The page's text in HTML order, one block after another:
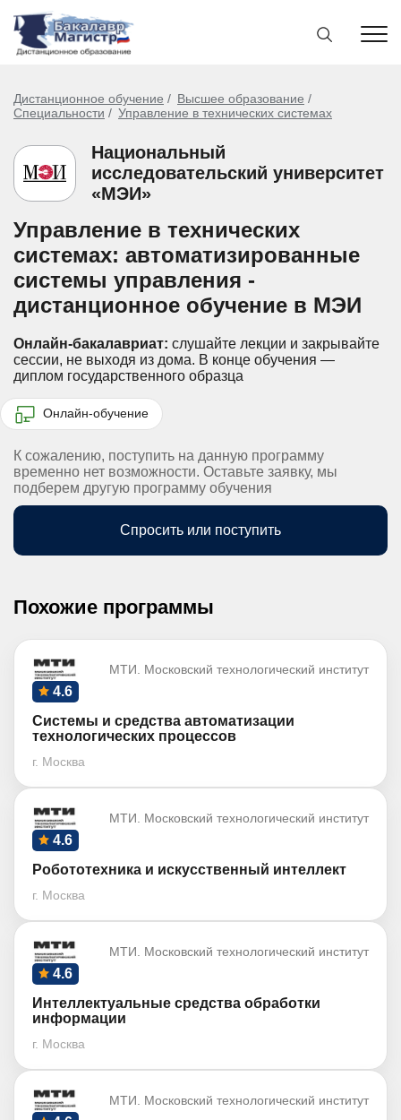
Дистанционное обучение
Высшее образование
Специальности
Управление в технических системах
Национальный
исследовательский университет
«МЭИ»
Управление в технических
системах: автоматизированные
системы управления -
дистанционное обучение в МЭИ
Онлайн-бакалавриат: слушайте лекции и закрывайте
сессии, не выходя из дома. В конце обучения —
диплом государственного образца
Онлайн-обучение
К сожалению, поступить на данную программу
временно нет возможности. Оставьте заявку, мы
подберем другую программу обучения
Спросить или поступить
Похожие программы
МТИ. Московский технологический институт
4.6
Системы и средства автоматизации
технологических процессов
г. Москва
МТИ. Московский технологический институт
4.6
Робототехника и искусственный интеллект
г. Москва
МТИ. Московский технологический институт
4.6
Интеллектуальные средства обработки
информации
г. Москва
МТИ. Московский технологический институт